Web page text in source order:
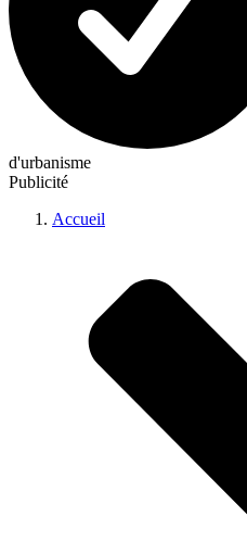
d'urbanisme
Publicité
Accueil